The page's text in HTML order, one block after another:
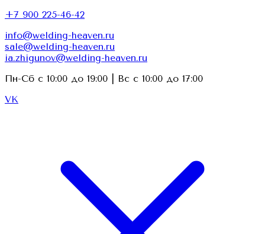
+7 900 225-46-42
info@welding-heaven.ru
sale@welding-heaven.ru
ia.zhigunov@welding-heaven.ru
Пн-Сб с 10:00 до 19:00 | Вс с 10:00 до 17:00
VK